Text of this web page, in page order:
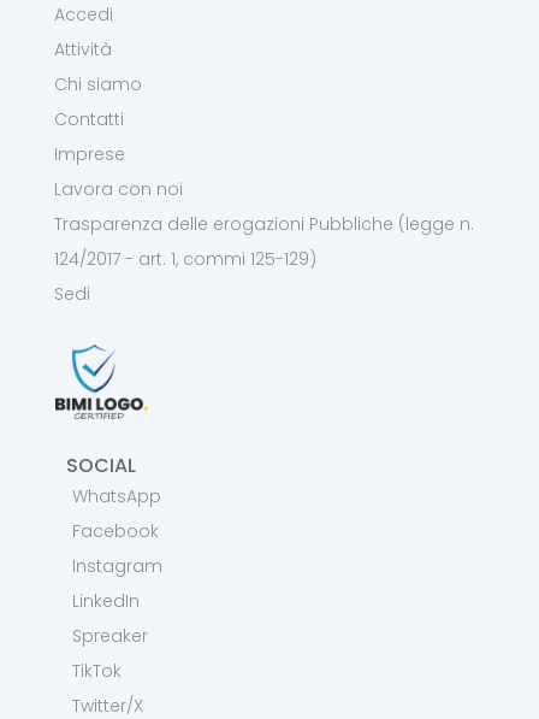
Accedi
Attività
Chi siamo
Contatti
Imprese
Lavora con noi
Trasparenza delle erogazioni Pubbliche (legge n.
124/2017 - art. 1, commi 125-129)
Sedi
SOCIAL
WhatsApp
Facebook
Instagram
LinkedIn
Spreaker
TikTok
Twitter/X